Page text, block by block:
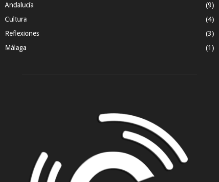
Andalucía
(9)
Cultura
(4)
Reflexiones
(3)
Málaga
(1)